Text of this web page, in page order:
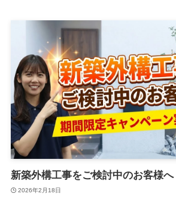
新築外構工事をご検討中のお客様へ
2026年2月18日